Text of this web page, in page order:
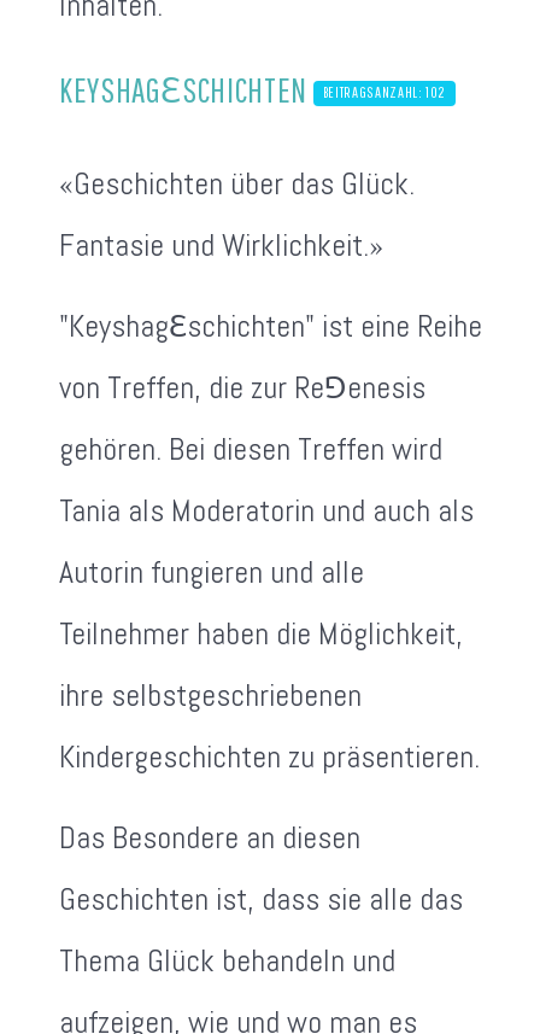
KEYSHAGℇSCHICHTEN BEITRAGSANZAHL: 102
«Geschichten über das Glück.
Fantasie und Wirklichkeit.»
"Keyshagℇschichten" ist eine Reihe
von Treffen, die zur Re⅁enesis
gehören. Bei diesen Treffen wird
Tania als Moderatorin und auch als
Autorin fungieren und alle
Teilnehmer haben die Möglichkeit,
ihre selbstgeschriebenen
Kindergeschichten zu präsentieren.
Das Besondere an diesen
Geschichten ist, dass sie alle das
Thema Glück behandeln und
aufzeigen, wie und wo man es